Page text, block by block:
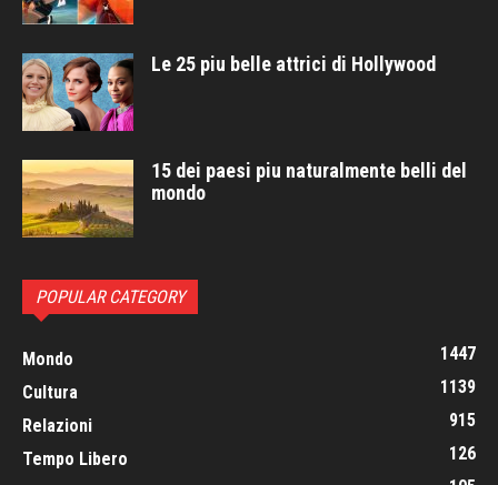
Le 25 piu belle attrici di Hollywood
15 dei paesi piu naturalmente belli del
mondo
POPULAR CATEGORY
Mondo
1447
Cultura
1139
Relazioni
915
Tempo Libero
126